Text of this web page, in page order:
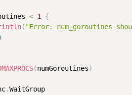
< 1
{
( "Error: num_goroutines
(numGoroutines)
.WaitGroup